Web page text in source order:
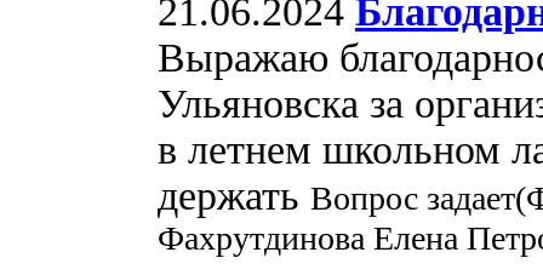
21.06.2024
Выражаю
Ульяновска за
в летнем школьном
держать Вопрос
Фахрутдинова Елена